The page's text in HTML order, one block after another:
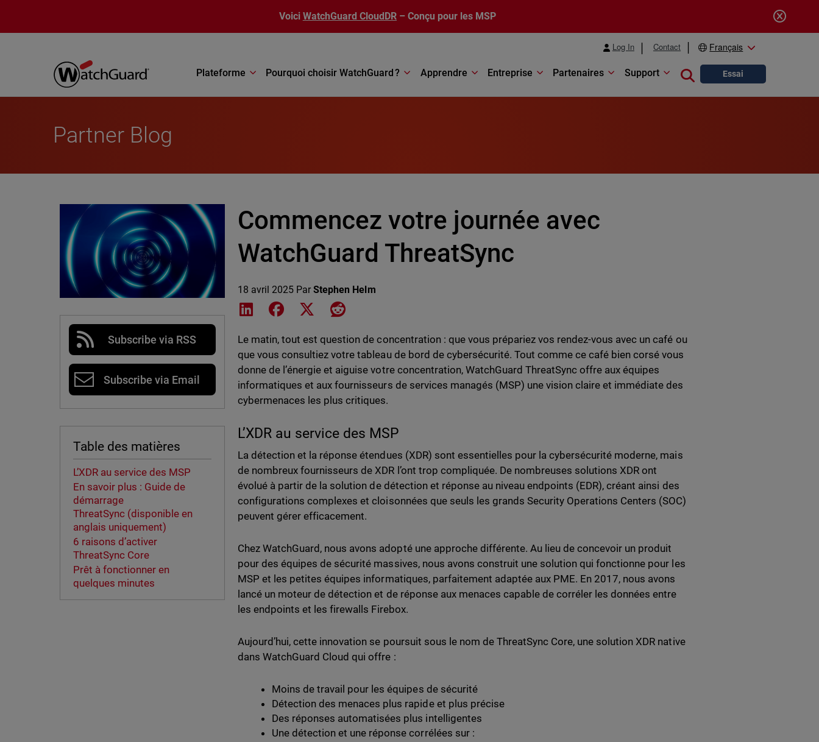
Voici WatchGuard CloudDR – Conçu pour les MSP
Log In Contact Français
Plateforme Pourquoi choisir WatchGuard ? Apprendre Entreprise Partenaires Support Close search
Essai
Partner Blog
Subscribe via RSS
Subscribe via Email
Table des matières
L’XDR au service des MSP
En savoir plus : Guide de
démarrage
ThreatSync (disponible en
anglais uniquement)
6 raisons d’activer
ThreatSync Core
Prêt à fonctionner en
quelques minutes
Commencez votre journée avec
WatchGuard ThreatSync
18 avril 2025 ParStephen Helm
Share on LinkedIn
Share on Facebook
Share on XShare on Reddit
Le matin, tout est question de concentration : que vous prépariez vos rendez-vous avec un café ou
que vous consultiez votre tableau de bord de cybersécurité. Tout comme ce café bien corsé vous
donne de l’énergie et aiguise votre concentration, WatchGuard ThreatSync offre aux équipes
informatiques et aux fournisseurs de services managés (MSP) une vision claire et immédiate des
cybermenaces les plus critiques.
L’XDR au service des MSP
La détection et la réponse étendues (XDR) sont essentielles pour la cybersécurité moderne, mais
de nombreux fournisseurs de XDR l’ont trop compliquée. De nombreuses solutions XDR ont
évolué à partir de la solution de détection et réponse au niveau endpoints (EDR), créant ainsi des
configurations complexes et cloisonnées que seuls les grands Security Operations Centers (SOC)
peuvent gérer efficacement.
Chez WatchGuard, nous avons adopté une approche différente. Au lieu de concevoir un produit
pour des équipes de sécurité massives, nous avons construit une solution qui fonctionne pour les
MSP et les petites équipes informatiques, parfaitement adaptée aux PME. En 2017, nous avons
lancé un moteur de détection et de réponse aux menaces capable de corréler les données entre
les endpoints et les firewalls Firebox.
Aujourd’hui, cette innovation se poursuit sous le nom de ThreatSync Core, une solution XDR native
dans WatchGuard Cloud qui offre :
Moins de travail pour les équipes de sécurité
Détection des menaces plus rapide et plus précise
Des réponses automatisées plus intelligentes
Une détection et une réponse corrélées sur :